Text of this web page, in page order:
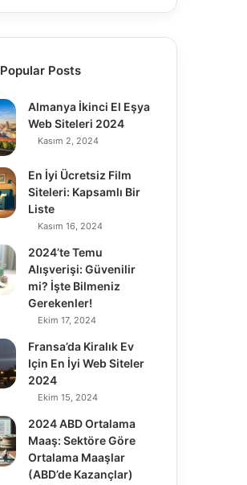
Popular Posts
Almanya İkinci El Eşya
Web Siteleri 2024
Kasım 2, 2024
En İyi Ücretsiz Film
Siteleri: Kapsamlı Bir
Liste
Kasım 16, 2024
2024’te Temu
Alışverişi: Güvenilir
mi? İşte Bilmeniz
Gerekenler!
Ekim 17, 2024
Fransa’da Kiralık Ev
Için En İyi Web Siteler
2024
Ekim 15, 2024
2024 ABD Ortalama
Maaş: Sektöre Göre
Ortalama Maaşlar
(ABD’de Kazançlar)